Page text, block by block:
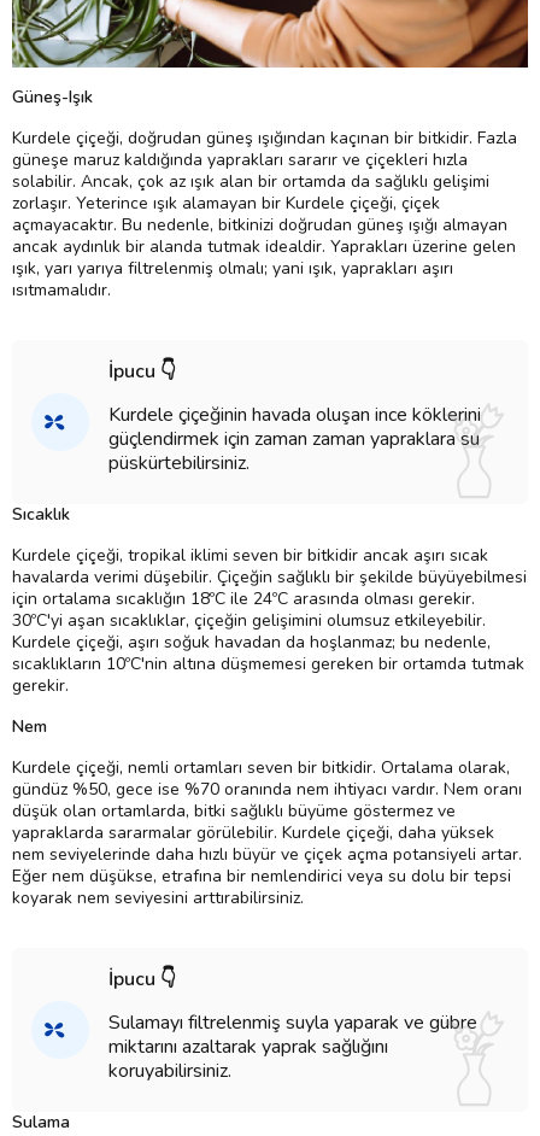
Güneş-Işık
Kurdele çiçeği, doğrudan güneş ışığından kaçınan bir bitkidir. Fazla
güneşe maruz kaldığında yaprakları sararır ve çiçekleri hızla
solabilir. Ancak, çok az ışık alan bir ortamda da sağlıklı gelişimi
zorlaşır. Yeterince ışık alamayan bir Kurdele çiçeği, çiçek
açmayacaktır. Bu nedenle, bitkinizi doğrudan güneş ışığı almayan
ancak aydınlık bir alanda tutmak idealdir. Yaprakları üzerine gelen
ışık, yarı yarıya filtrelenmiş olmalı; yani ışık, yaprakları aşırı
ısıtmamalıdır.
İpucu 👇
Kurdele çiçeğinin havada oluşan ince köklerini
güçlendirmek için zaman zaman yapraklara su
püskürtebilirsiniz.
Sıcaklık
Kurdele çiçeği, tropikal iklimi seven bir bitkidir ancak aşırı sıcak
havalarda verimi düşebilir. Çiçeğin sağlıklı bir şekilde büyüyebilmesi
için ortalama sıcaklığın 18ºC ile 24ºC arasında olması gerekir.
30ºC'yi aşan sıcaklıklar, çiçeğin gelişimini olumsuz etkileyebilir.
Kurdele çiçeği, aşırı soğuk havadan da hoşlanmaz; bu nedenle,
sıcaklıkların 10ºC'nin altına düşmemesi gereken bir ortamda tutmak
gerekir.
Nem
Kurdele çiçeği, nemli ortamları seven bir bitkidir. Ortalama olarak,
gündüz %50, gece ise %70 oranında nem ihtiyacı vardır. Nem oranı
düşük olan ortamlarda, bitki sağlıklı büyüme göstermez ve
yapraklarda sararmalar görülebilir. Kurdele çiçeği, daha yüksek
nem seviyelerinde daha hızlı büyür ve çiçek açma potansiyeli artar.
Eğer nem düşükse, etrafına bir nemlendirici veya su dolu bir tepsi
koyarak nem seviyesini arttırabilirsiniz.
İpucu 👇
Sulamayı filtrelenmiş suyla yaparak ve gübre
miktarını azaltarak yaprak sağlığını
koruyabilirsiniz.
Sulama